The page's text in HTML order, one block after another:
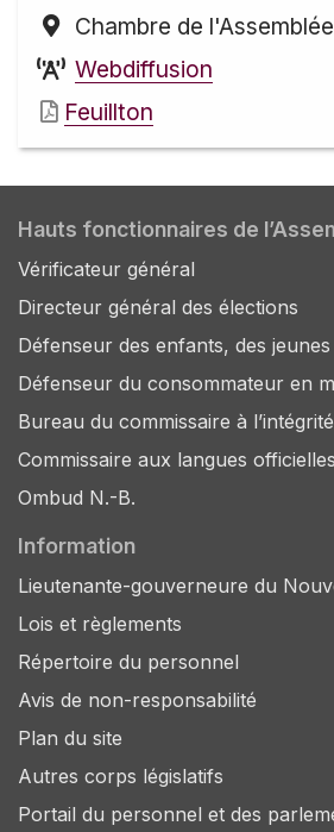
Chambre de
Webdiffusion
Feuillton
Hauts fonctionnaires de
Vérificateur général
Directeur général des élections
Défenseur des enfants, des
Défenseur du consommateur en
Bureau du commissaire à l’intégrité
Commissaire aux langues officielles
Ombud N.-B.
Information
Lieutenante-gouverneure du
Lois et règlements
Répertoire du personnel
Avis de non-responsabilité
Plan du site
Autres corps législatifs
Portail du personnel et des